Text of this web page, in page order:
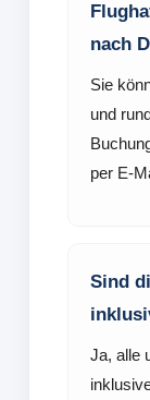
nach
Sie
und
per E-
Sind
Ja, alle